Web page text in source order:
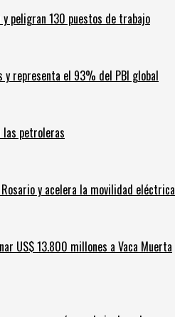
peligran 130 puestos de trabajo
y representa el 93% del PBI global
las petroleras
y acelera la movilidad eléctrica
US$ 13.800 millones a Vaca Muerta